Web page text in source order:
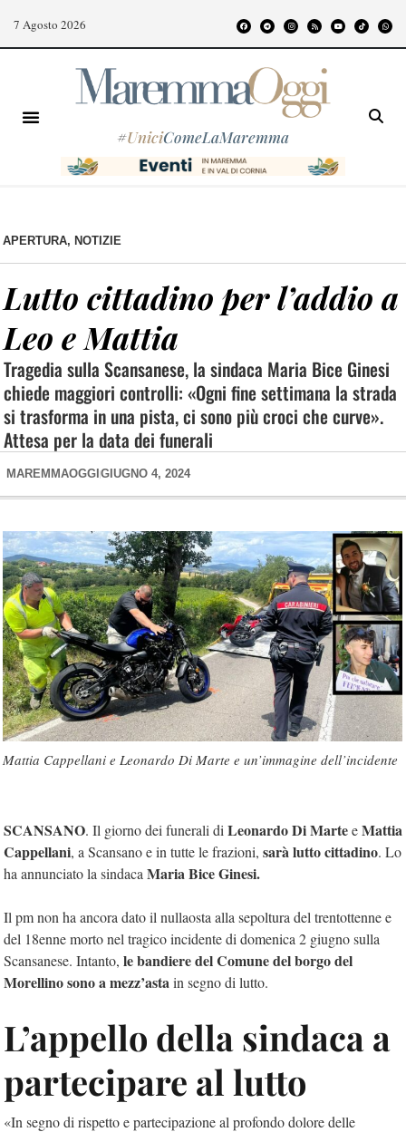
7 Agosto 2026
#UniciComeLaMaremma
APERTURA, NOTIZIE
Lutto cittadino per l’addio a
Leo e Mattia
Tragedia sulla Scansanese, la sindaca Maria Bice Ginesi
chiede maggiori controlli: «Ogni fine settimana la strada
si trasforma in una pista, ci sono più croci che curve».
Attesa per la data dei funerali
MAREMMAOGGI GIUGNO 4, 2024
Mattia Cappellani e Leonardo Di Marte e un’immagine dell’incidente
SCANSANO. Il giorno dei funerali di Leonardo Di MarteeMattia
Cappellani, a Scansano e in tutte le frazioni, sarà lutto cittadino. Lo
ha annunciato la sindaca Maria Bice Ginesi.
Il pm non ha ancora dato il nullaosta alla sepoltura del trentottenne e
del 18enne morto nel tragico incidente di domenica 2 giugno sulla
Scansanese. Intanto, le bandiere del Comune del borgo del
Morellino sono a mezz’astain segno di lutto.
L’appello della sindaca a
partecipare al lutto
«In segno di rispetto e partecipazione al profondo dolore delle